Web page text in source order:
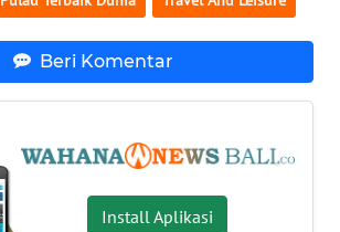
Beri Komentar
Install Aplikasi